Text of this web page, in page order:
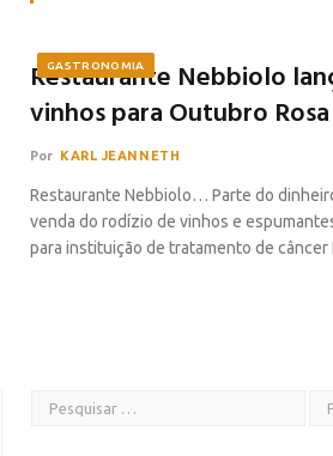
GASTRONOMIA
Restaurante Nebbiolo
vinhos para Outubro Rosa
Por KARL JEANNETH
Restaurante Nebbiolo… Parte do
venda do rodízio de vinhos e
para instituição de tratamento de